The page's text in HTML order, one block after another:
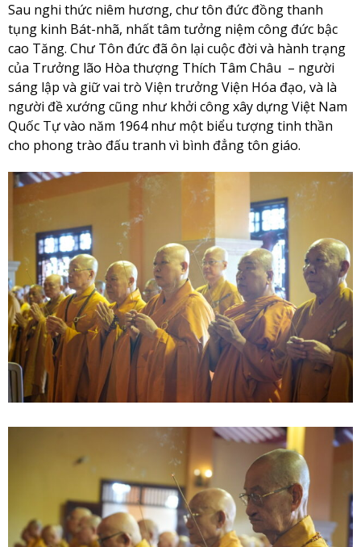
Sau nghi thức niêm hương, chư tôn đức đồng thanh
tụng kinh Bát-nhã, nhất tâm tưởng niệm công đức bậc
cao Tăng. Chư Tôn đức đã ôn lại cuộc đời và hành trạng
của Trưởng lão Hòa thượng Thích Tâm Châu – người
sáng lập và giữ vai trò Viện trưởng Viện Hóa đạo, và là
người đề xướng cũng như khởi công xây dựng Việt Nam
Quốc Tự vào năm 1964 như một biểu tượng tinh thần
cho phong trào đấu tranh vì bình đẳng tôn giáo.